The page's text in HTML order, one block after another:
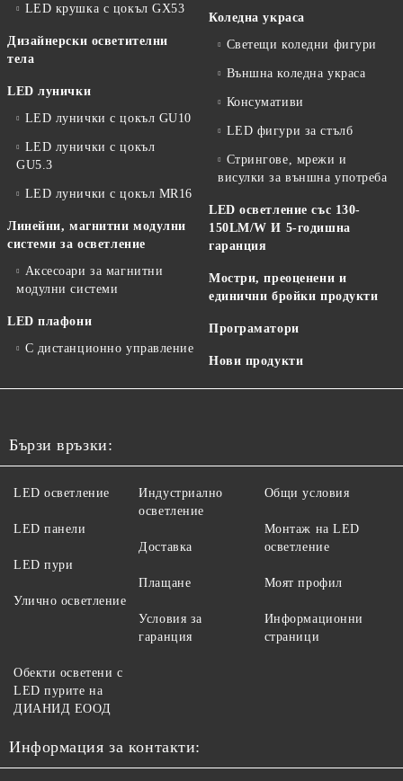
LED крушка с цокъл GX53
Дизайнерски осветителни
тела
LED лунички
LED лунички с цокъл GU10
LED лунички с цокъл
GU5.3
LED лунички с цокъл MR16
Линейни, магнитни модулни
системи за осветление
Аксесоари за магнитни
модулни системи
LED плафони
С дистанционно управление
Коледна украса
Светещи коледни фигури
Външна коледна украса
Консумативи
LED фигури за стълб
Стрингове, мрежи и
висулки за външна употреба
LED осветление със 130-
150LM/W И 5-годишна
гаранция
Мостри, преоценени и
единични бройки продукти
Програматори
Нови продукти
Бързи връзки:
LED осветление
LED панели
LED пури
Улично осветление
Индустриално
осветление
Доставка
Плащане
Условия за
гаранция
Общи условия
Монтаж на LED
осветление
Моят профил
Информационни
страници
Обекти осветени с
LED пурите на
ДИАНИД ЕООД
Информация за контакти: